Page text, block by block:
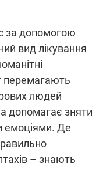
за допомогою
вид лікування
перемагають
людей
допомагає зняти
емоціями. Де
– знають